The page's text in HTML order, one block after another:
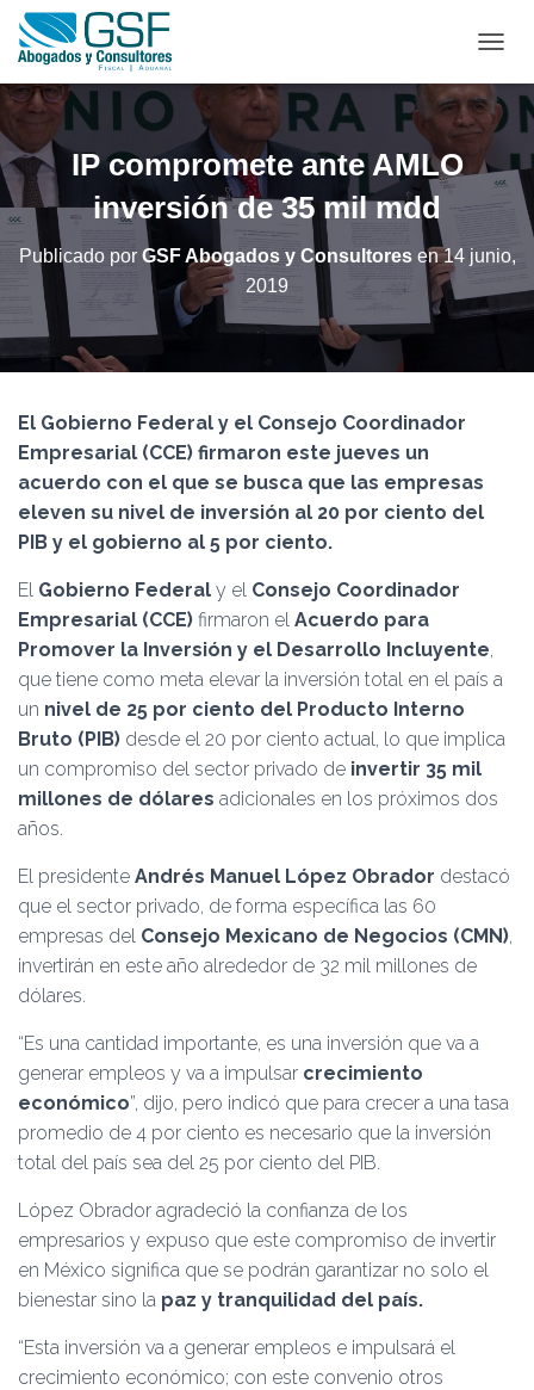
A
M
B
A
D
D
A
IP compromete ante AMLO
inversión de 35 mil mdd
Publicado por GSF Abogados y Consultoresen14 junio,
2019
El Gobierno Federal y el Consejo Coordinador
Empresarial (CCE) firmaron este jueves un
acuerdo con el que se busca que las empresas
eleven su nivel de inversión al 20 por ciento del
PIB y el gobierno al 5 por ciento.
El Gobierno Federal y el Consejo Coordinador
Empresarial (CCE) firmaron el Acuerdo para
Promover la Inversión y el Desarrollo Incluyente,
que tiene como meta elevar la inversión total en el país a
un nivel de 25 por ciento del Producto Interno
Bruto (PIB) desde el 20 por ciento actual, lo que implica
un compromiso del sector privado de invertir 35 mil
millones de dólares adicionales en los próximos dos
años.
El presidente Andrés Manuel López Obrador destacó
que el sector privado, de forma específica las 60
empresas del Consejo Mexicano de Negocios (CMN),
invertirán en este año alrededor de 32 mil millones de
dólares.
“Es una cantidad importante, es una inversión que va a
generar empleos y va a impulsar crecimiento
económico”, dijo, pero indicó que para crecer a una tasa
promedio de 4 por ciento es necesario que la inversión
total del país sea del 25 por ciento del PIB.
López Obrador agradeció la confianza de los
empresarios y expuso que este compromiso de invertir
en México significa que se podrán garantizar no solo el
bienestar sino la paz y tranquilidad del país.
“Esta inversión va a generar empleos e impulsará el
crecimiento económico; con este convenio otros